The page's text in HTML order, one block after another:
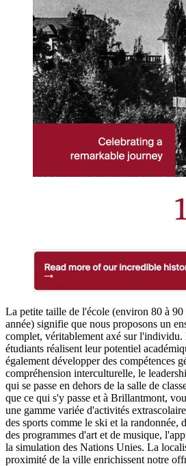
La petite taille de l'école (environ 80 à 90
année) signifie que nous proposons un
complet, véritablement axé sur l'individu.
étudiants réalisent leur potentiel
également développer des compétences
compréhension interculturelle, le
qui se passe en dehors de la salle de
que ce qui s'y passe et à Brillantmont,
une gamme variée d'activités
des sports comme le ski et la randonnée,
des programmes d'art et de musique,
la simulation des Nations Unies. La
proximité de la ville enrichissent notre